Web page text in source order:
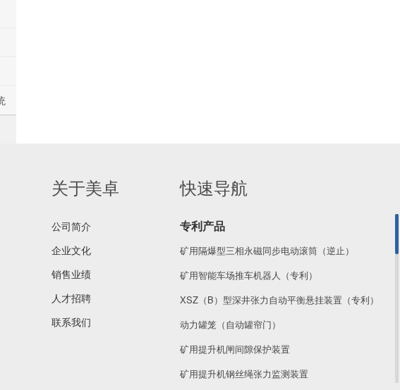
关于美卓
公司简介
企业文化
销售业绩
人才招聘
联系我们
快速导航
专利产品
矿用隔爆型三相永磁同步电动滚筒（逆止）
矿用智能车场推车机器人（专利）
XSZ（B）型深井张力自动平衡悬挂装置（专利）
动力罐笼（自动罐帘门）
矿用提升机闸间隙保护装置
矿用提升机钢丝绳张力监测装置